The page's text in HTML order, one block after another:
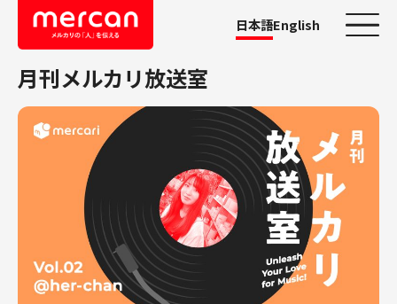
日本語English
カテゴリーから探す
会社・事業
鹿島アントラーズ
メルカリ
メルペイ
メルコイン
月刊メルカリ放送室